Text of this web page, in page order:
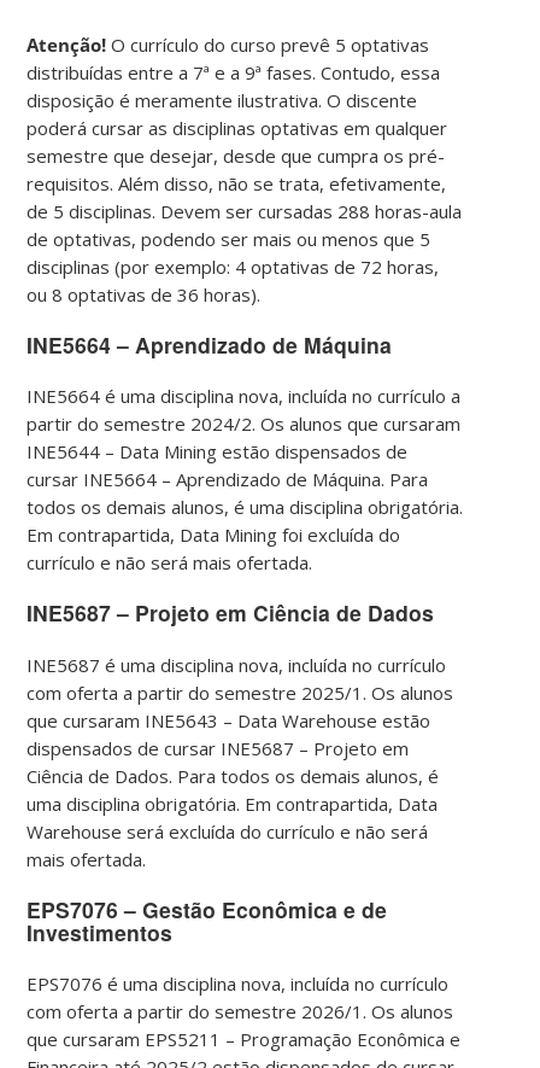
Atenção! O currículo do curso prevê 5 optativas
distribuídas entre a 7ª e a 9ª fases. Contudo, essa
disposição é meramente ilustrativa. O discente
poderá cursar as disciplinas optativas em qualquer
semestre que desejar, desde que cumpra os pré-
requisitos. Além disso, não se trata, efetivamente,
de 5 disciplinas. Devem ser cursadas 288 horas-aula
de optativas, podendo ser mais ou menos que 5
disciplinas (por exemplo: 4 optativas de 72 horas,
ou 8 optativas de 36 horas).
INE5664 – Aprendizado de Máquina
INE5664 é uma disciplina nova, incluída no currículo a
partir do semestre 2024/2. Os alunos que cursaram
INE5644 – Data Mining estão dispensados de
cursar INE5664 – Aprendizado de Máquina. Para
todos os demais alunos, é uma disciplina obrigatória.
Em contrapartida, Data Mining foi excluída do
currículo e não será mais ofertada.
INE5687 – Projeto em Ciência de Dados
INE5687 é uma disciplina nova, incluída no currículo
com oferta a partir do semestre 2025/1. Os alunos
que cursaram INE5643 – Data Warehouse estão
dispensados de cursar INE5687 – Projeto em
Ciência de Dados. Para todos os demais alunos, é
uma disciplina obrigatória. Em contrapartida, Data
Warehouse será excluída do currículo e não será
mais ofertada.
EPS7076 – Gestão Econômica e de
Investimentos
EPS7076 é uma disciplina nova, incluída no currículo
com oferta a partir do semestre 2026/1. Os alunos
que cursaram EPS5211 – Programação Econômica e